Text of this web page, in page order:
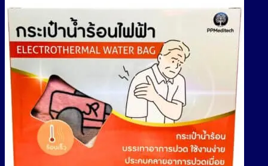
the
product
page
has
multiple
variants.
The
options
may
be
chosen
on
the
product
page